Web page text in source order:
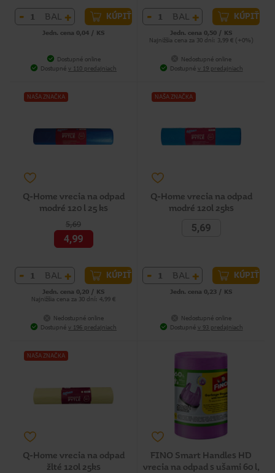
- BAL + KÚPIŤ
Jedn. cena 0,04 / KS
Dostupné online
Dostupné v 110 predajniach
- BAL + KÚPIŤ
Jedn. cena 0,50 / KS
Najnižšia cena za 30 dní: 3,99 € (+0%)
Nedostupné online
Dostupné v 19 predajniach
NAŠA ZNAČKA
Q-Home vrecia na odpad
modré 120 l 25 ks
5,69
4,99
- BAL + KÚPIŤ
Jedn. cena 0,20 / KS
Najnižšia cena za 30 dní: 4,99 €
Nedostupné online
Dostupné v 196 predajniach
NAŠA ZNAČKA
Q-Home vrecia na odpad
modré 120l 25ks
5,69
- BAL + KÚPIŤ
Jedn. cena 0,23 / KS
Nedostupné online
Dostupné v 93 predajniach
NAŠA ZNAČKA
Q-Home vrecia na odpad
žlté 120l 25ks
FINO Smart Handles HD
vrecia na odpad s ušami 60 l,